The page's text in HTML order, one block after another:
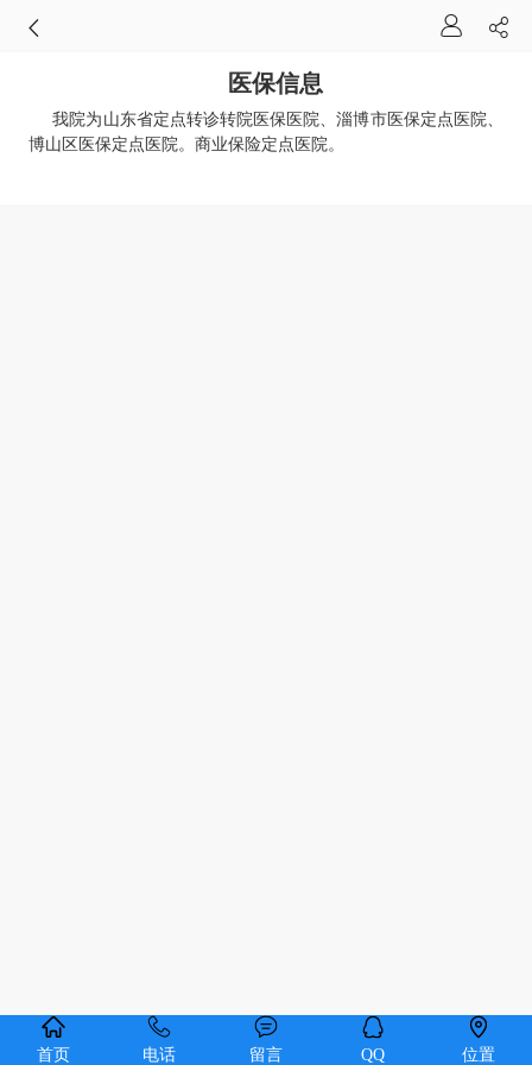
医保信息
我院为山东省定点转诊转院医保医院、淄博市医保定点医院、
博山区医保定点医院。商业保险定点医院。
首页 电话 留言 QQ 位置